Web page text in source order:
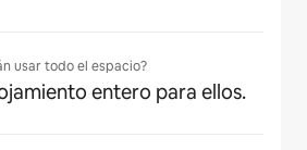
usar todo el espacio?
entero para ellos.